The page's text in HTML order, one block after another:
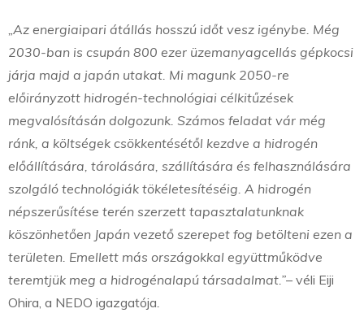
„Az energiaipari átállás hosszú időt vesz igénybe. Még
2030-ban is csupán 800 ezer üzemanyagcellás gépkocsi
járja majd a japán utakat. Mi magunk 2050-re
előirányzott hidrogén-technológiai célkitűzések
megvalósításán dolgozunk. Számos feladat vár még
ránk, a költségek csökkentésétől kezdve a hidrogén
előállítására, tárolására, szállítására és felhasználására
szolgáló technológiák tökéletesítéséig. A hidrogén
népszerűsítése terén szerzett tapasztalatunknak
köszönhetően Japán vezető szerepet fog betölteni ezen a
területen. Emellett más országokkal együttműködve
teremtjük meg a hidrogénalapú társadalmat.”– véli Eiji
Ohira, a NEDO igazgatója.